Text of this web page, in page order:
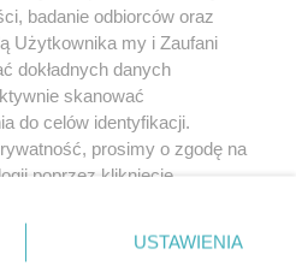
O nas
badanie odbiorców oraz
Użytkownika my i Zaufani
dokładnych danych
skanować
do celów identyfikacji.
prosimy o zgodę na
poprzez kliknięcie
ustawień prywatności
rogu strony
USTAWIENIA